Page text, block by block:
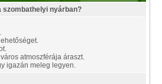
szombathelyi nyárban?
atmoszférája áraszt.
igazán meleg legyen.